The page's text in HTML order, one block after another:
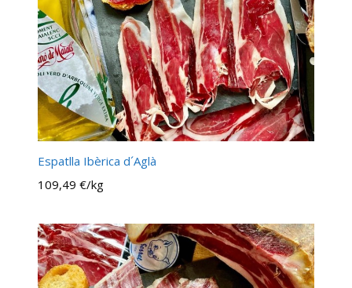
Espatlla Ibèrica d´Aglà
109,49 €/kg